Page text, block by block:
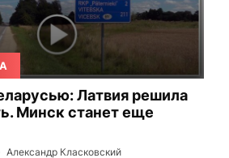
Латвия решила
Минск станет еще
Александр Класковский